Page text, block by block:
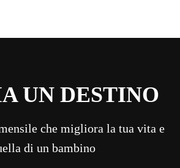
UN DESTINO
che migliora la tua vita e
di un bambino